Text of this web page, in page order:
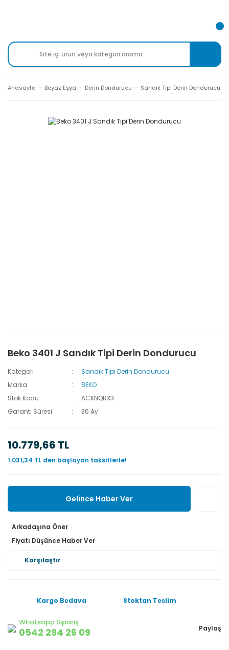
Anasayfa Beyaz Eşya Derin Dondurucu Sandık Tipi Derin Dondurucu
Beko 3401 J Sandık Tipi Derin Dondurucu
Kategori
Sandık Tipi Derin Dondurucu
Marka
BEKO
Stok Kodu
ACKNQRX3
Garanti Süresi
36 Ay
10.779,66 TL
1.031,34 TL den başlayan taksitlerle!
Gelince Haber Ver
Arkadaşına Öner
Fiyatı Düşünce Haber Ver
Karşılaştır
Kargo Bedava Stoktan Teslim
Whatsapp Sipariş
0542 294 26 09 Paylaş